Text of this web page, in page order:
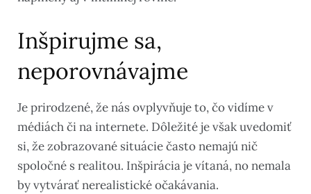
Inšpirujme sa,
neporovnávajme
Je prirodzené, že nás ovplyvňuje to, čo vidíme v
médiách či na internete. Dôležité je však uvedomiť
si, že zobrazované situácie často nemajú nič
spoločné s realitou. Inšpirácia je vítaná, no nemala
by vytvárať nerealistické očakávania.